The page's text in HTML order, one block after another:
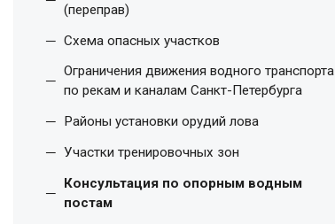
(переправ)
Схема опасных участков
Ограничения движения водного транспорта
по рекам и каналам Санкт-Петербурга
Районы установки орудий лова
Участки тренировочных зон
Консультация по опорным водным
постам